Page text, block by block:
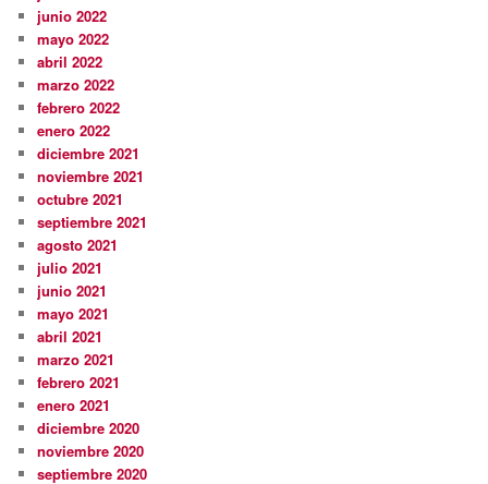
junio 2022
mayo 2022
abril 2022
marzo 2022
febrero 2022
enero 2022
diciembre 2021
noviembre 2021
octubre 2021
septiembre 2021
agosto 2021
julio 2021
junio 2021
mayo 2021
abril 2021
marzo 2021
febrero 2021
enero 2021
diciembre 2020
noviembre 2020
septiembre 2020